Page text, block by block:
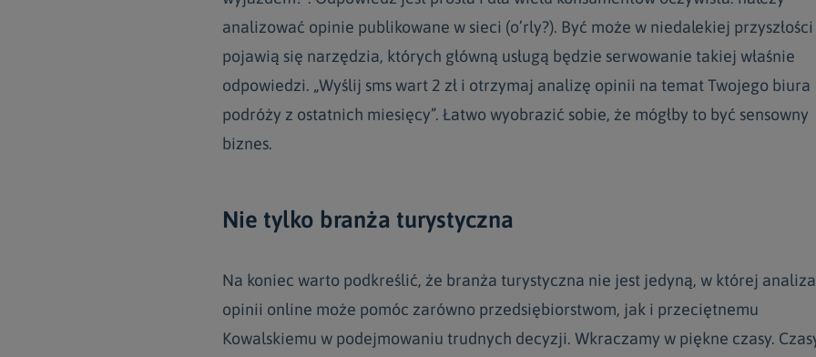
analizować opinie publikowane w sieci (o’rly?). Być może w niedalekiej przyszłości
pojawią się narzędzia, których główną usługą będzie serwowanie takiej właśnie
odpowiedzi. „Wyślij sms wart 2 zł i otrzymaj analizę opinii na temat Twojego biura
podróży z ostatnich miesięcy”. Łatwo wyobrazić sobie, że mógłby to być sensowny
biznes.
Nie tylko branża turystyczna
Na koniec warto podkreślić, że branża turystyczna nie jest jedyną, w której analiza
opinii online może pomóc zarówno przedsiębiorstwom, jak i przeciętnemu
Kowalskiemu w podejmowaniu trudnych decyzji. Wkraczamy w piękne czasy.